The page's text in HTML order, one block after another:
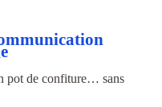
pot de confiture… sans